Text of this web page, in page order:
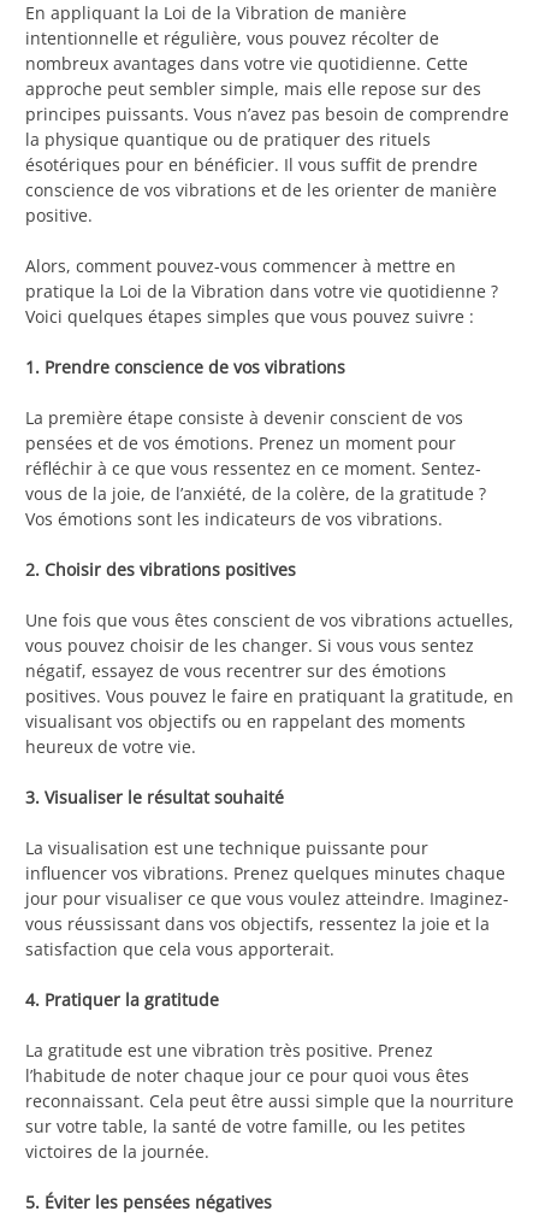
En appliquant la Loi de la Vibration de manière
intentionnelle et régulière, vous pouvez récolter de
nombreux avantages dans votre vie quotidienne. Cette
approche peut sembler simple, mais elle repose sur des
principes puissants. Vous n’avez pas besoin de comprendre
la physique quantique ou de pratiquer des rituels
ésotériques pour en bénéficier. Il vous suffit de prendre
conscience de vos vibrations et de les orienter de manière
positive.
Alors, comment pouvez-vous commencer à mettre en
pratique la Loi de la Vibration dans votre vie quotidienne ?
Voici quelques étapes simples que vous pouvez suivre :
1. Prendre conscience de vos vibrations
La première étape consiste à devenir conscient de vos
pensées et de vos émotions. Prenez un moment pour
réfléchir à ce que vous ressentez en ce moment. Sentez-
vous de la joie, de l’anxiété, de la colère, de la gratitude ?
Vos émotions sont les indicateurs de vos vibrations.
2. Choisir des vibrations positives
Une fois que vous êtes conscient de vos vibrations actuelles,
vous pouvez choisir de les changer. Si vous vous sentez
négatif, essayez de vous recentrer sur des émotions
positives. Vous pouvez le faire en pratiquant la gratitude, en
visualisant vos objectifs ou en rappelant des moments
heureux de votre vie.
3. Visualiser le résultat souhaité
La visualisation est une technique puissante pour
influencer vos vibrations. Prenez quelques minutes chaque
jour pour visualiser ce que vous voulez atteindre. Imaginez-
vous réussissant dans vos objectifs, ressentez la joie et la
satisfaction que cela vous apporterait.
4. Pratiquer la gratitude
La gratitude est une vibration très positive. Prenez
l’habitude de noter chaque jour ce pour quoi vous êtes
reconnaissant. Cela peut être aussi simple que la nourriture
sur votre table, la santé de votre famille, ou les petites
victoires de la journée.
5. Éviter les pensées négatives